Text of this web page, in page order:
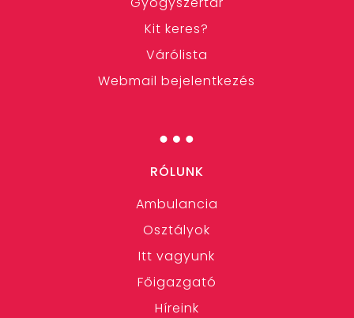
Kit keres?
Várólista
Webmail bejelentkezés
…
RÓLUNK
Ambulancia
Osztályok
Itt vagyunk
Főigazgató
Híreink